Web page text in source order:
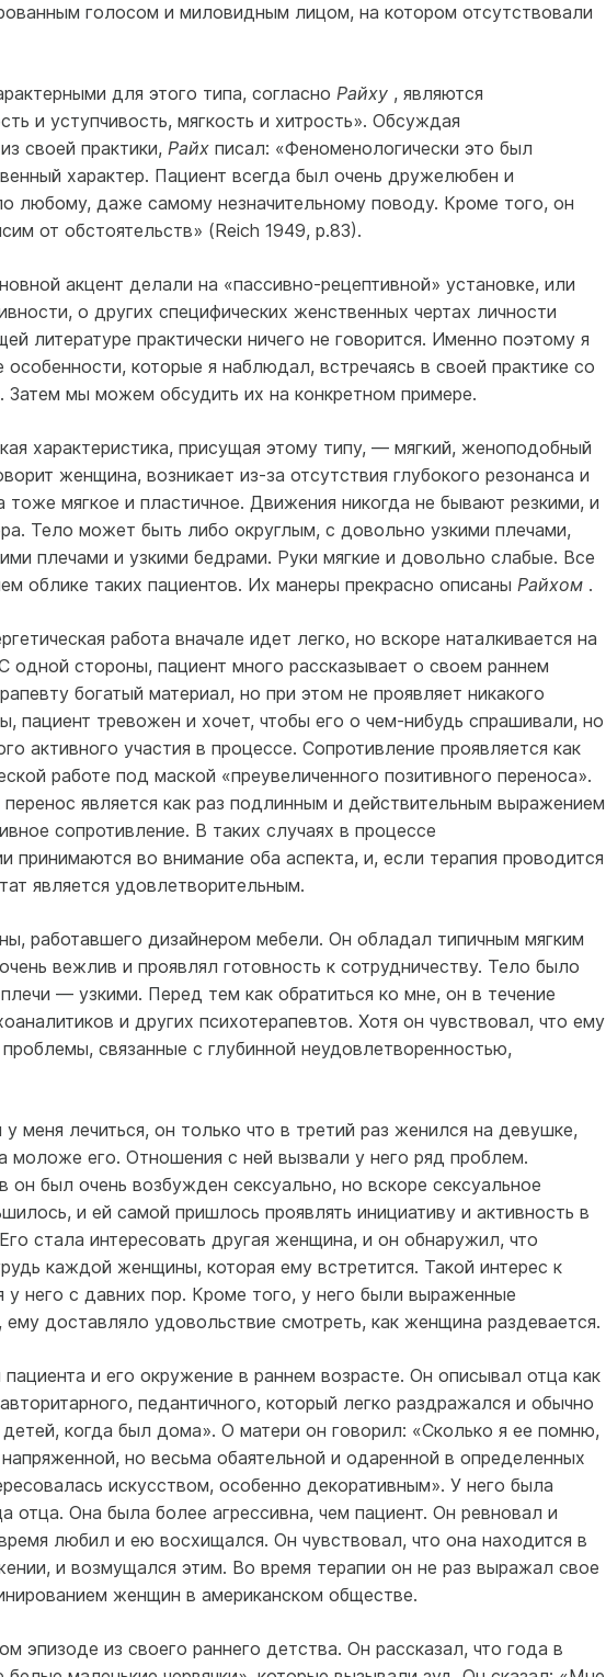
голосом и миловидным лицом, на котором отсутствовали
для этого типа, согласно Райху, являются
и уступчивость, мягкость и хитрость». Обсуждая
своей практики, Райхписал: «Феноменологически это был
характер. Пациент всегда был очень дружелюбен и
любому, даже самому незначительному поводу. Кроме того, он
от обстоятельств» (Reich 1949, р.83).
акцент делали на «пассивно-рецептивной» установке, или
о других специфических женственных чертах личности
литературе практически ничего не говорится. Именно поэтому я
особенности, которые я наблюдал, встречаясь в своей практике со
Затем мы можем обсудить их на конкретном примере.
характеристика, присущая этому типу, — мягкий, женоподобный
женщина, возникает из-за отсутствия глубокого резонанса и
мягкое и пластичное. Движения никогда не бывают резкими, и
Тело может быть либо округлым, с довольно узкими плечами,
плечами и узкими бедрами. Руки мягкие и довольно слабые. Все
облике таких пациентов. Их манеры прекрасно описаны Райхом.
работа вначале идет легко, но вскоре наталкивается на
одной стороны, пациент много рассказывает о своем раннем
богатый материал, но при этом не проявляет никакого
пациент тревожен и хочет, чтобы его о чем-нибудь спрашивали, но
активного участия в процессе. Сопротивление проявляется как
работе под маской «преувеличенного позитивного переноса».
является как раз подлинным и действительным выражением
сопротивление. В таких случаях в процессе
принимаются во внимание оба аспекта, и, если терапия проводится
является удовлетворительным.
работавшего дизайнером мебели. Он обладал типичным мягким
вежлив и проявлял готовность к сотрудничеству. Тело было
— узкими. Перед тем как обратиться ко мне, он в течение
и других психотерапевтов. Хотя он чувствовал, что ему
связанные с глубинной неудовлетворенностью,
меня лечиться, он только что в третий раз женился на девушке,
моложе его. Отношения с ней вызвали у него ряд проблем.
он был очень возбужден сексуально, но вскоре сексуальное
и ей самой пришлось проявлять инициативу и активность в
стала интересовать другая женщина, и он обнаружил, что
каждой женщины, которая ему встретится. Такой интерес к
у него с давних пор. Кроме того, у него были выраженные
ему доставляло удовольствие смотреть, как женщина раздевается.
и его окружение в раннем возрасте. Он описывал отца как
педантичного, который легко раздражался и обычно
когда был дома». О матери он говорил: «Сколько я ее помню,
но весьма обаятельной и одаренной в определенных
искусством, особенно декоративным». У него была
отца. Она была более агрессивна, чем пациент. Он ревновал и
любил и ею восхищался. Он чувствовал, что она находится в
и возмущался этим. Во время терапии он не раз выражал свое
женщин в американском обществе.
эпизоде из своего раннего детства. Он рассказал, что года в